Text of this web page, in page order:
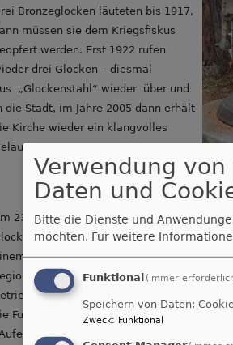
Bronzeglocken läuteten bis 1917,
müssen sie dem Kriegsfiskus
werden. Erst 1922 rufen
drei Glocken – diesmal
„Glockenstahl“ wieder über und
die Stadt, im Jahre 2005 dann erhält
Kirche wieder ein klangvolles
aus Bronze.
23. April 2017 wurde die vierte
der Auferstehungskirche bei
Festgottesdienst mit
Breit-Keßler in
genommen. Die Glocke trägt
Funktion der Totenglocke, heißt
und wird
Verwendung
Daten und
Bitte die Dienste und
möchten. Für weitere
Funktional (immer
Speichern von Daten:
Zweck: Funktional